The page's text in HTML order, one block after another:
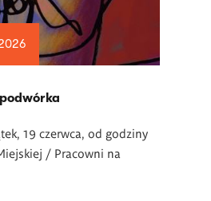
19 czerwca, od godziny
/ Pracowni na